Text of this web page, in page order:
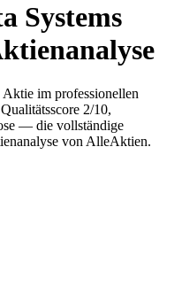
Systems
Aktie im professionellen
2/10,
— die vollständige
von AlleAktien.